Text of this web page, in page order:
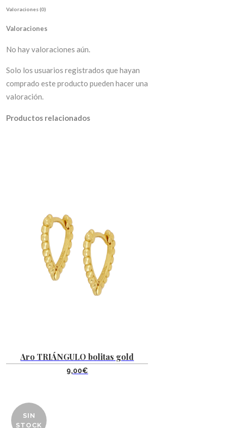
Valoraciones (0)
Valoraciones
No hay valoraciones aún.
Solo los usuarios registrados que hayan
comprado este producto pueden hacer una
valoración.
Productos relacionados
Aro TRIÁNGULO bolitas gold
9,00€
SIN
STOCK